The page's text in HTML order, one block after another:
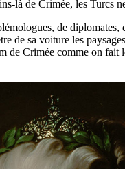
là de Crimée, les
de
de sa voiture les
de Crimée comme on fait